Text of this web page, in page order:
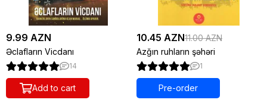
9.99 AZN
Əclafların Vicdanı
14
Add to cart
10.45 AZN11.00 AZN
Azğın ruhların şəhəri
1
Pre-order